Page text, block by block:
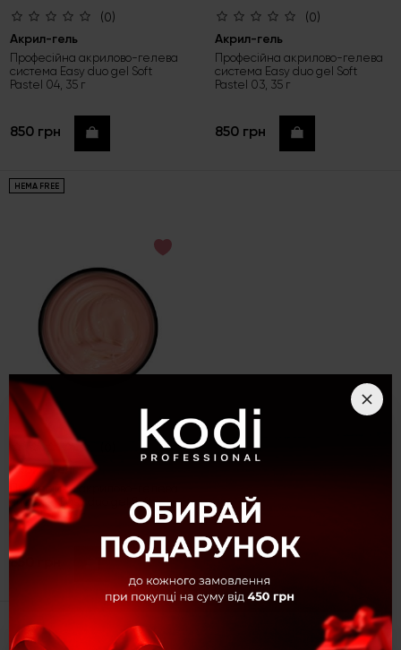
(0)
Акрил-гель
Професійна акрилово-гелева
система Easy duo gel Soft
Pastel 04, 35 г
850 грн Купити
(0)
Акрил-гель
Професійна акрилово-гелева
система Easy duo gel Soft
Pastel 03, 35 г
850 грн Купити
HEMA FREE
Акрил-гель
Професійна акрилово-гелева
система Easy duo gel Soft
Pastel 02, 35 г
850 грн Купити